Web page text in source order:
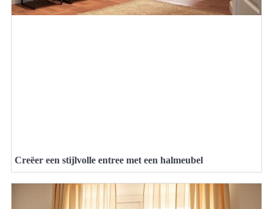
Creëer een stijlvolle entree met een halmeubel